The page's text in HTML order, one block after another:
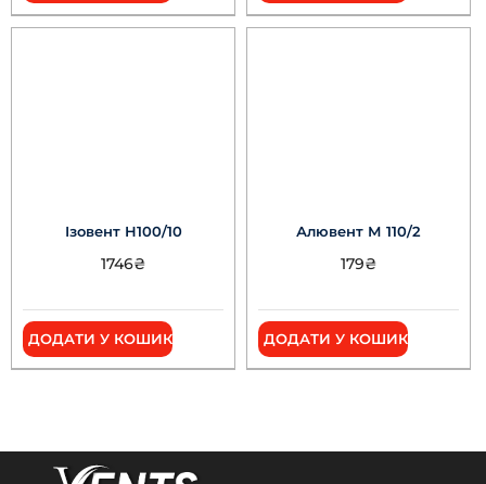
Ізовент Н100/10
1746₴
ДОДАТИ У КОШИК
Алювент М 110/2
179₴
ДОДАТИ У КОШИК